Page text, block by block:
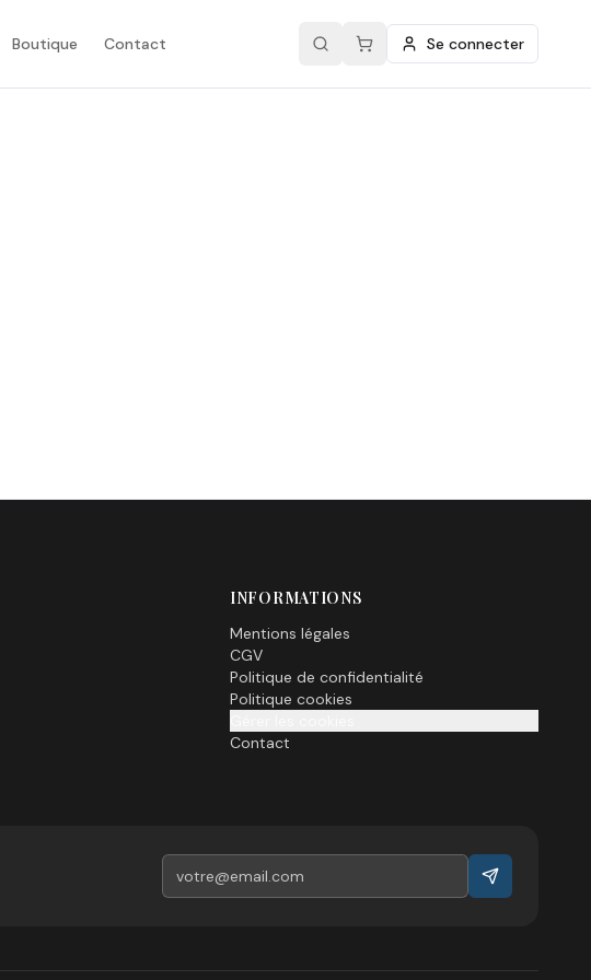
Boutique Contact Se connecter
INFORMATIONS
Mentions légales
CGV
Politique de confidentialité
Politique cookies
Contact